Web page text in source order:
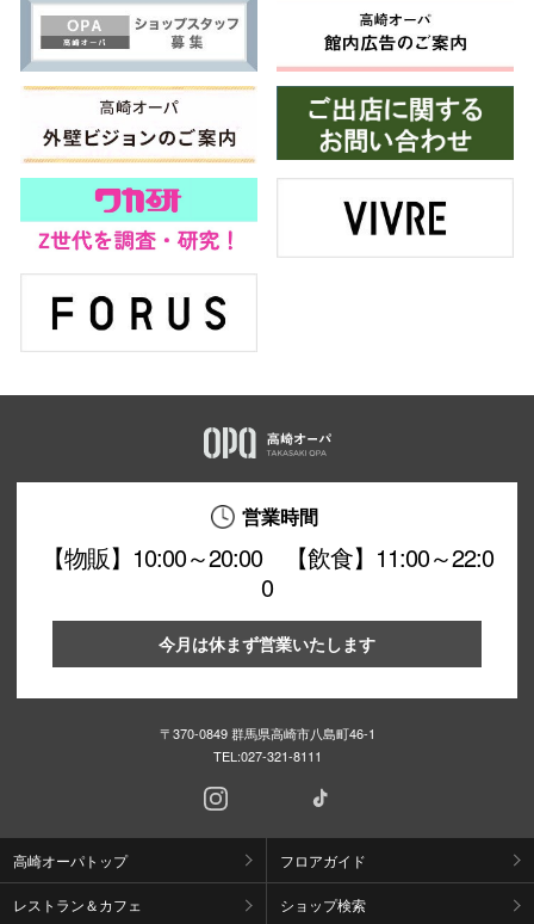
営業時間
【物販】10:00～20:00 【飲食】11:00～22:0
0
今月は休まず営業いたします
〒370-0849 群馬県高崎市八島町46-1
TEL:027-321-8111
高崎オーパトップ フロアガイド
レストラン＆カフェ ショップ検索